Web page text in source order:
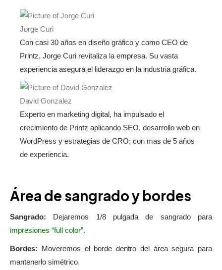
Jorge Curi
Con casi 30 años en diseño gráfico y como CEO de
Printz, Jorge Curi revitaliza la empresa. Su vasta
experiencia asegura el liderazgo en la industria gráfica.
David Gonzalez
Experto en marketing digital, ha impulsado el
crecimiento de Printz aplicando SEO, desarrollo web en
WordPress y estrategias de CRO; con mas de 5 años
de experiencia.
Área de sangrado y bordes
Sangrado: Dejaremos 1/8 pulgada de sangrado para
impresiones “full color”.
Bordes: Moveremos el borde dentro del área segura para
mantenerlo simétrico.